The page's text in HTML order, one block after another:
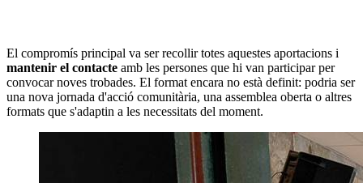
El compromís principal va ser recollir totes aquestes aportacions i
mantenir el contacte amb les persones que hi van participar per
convocar noves trobades. El format encara no està definit: podria ser
una nova jornada d'acció comunitària, una assemblea oberta o altres
formats que s'adaptin a les necessitats del moment.